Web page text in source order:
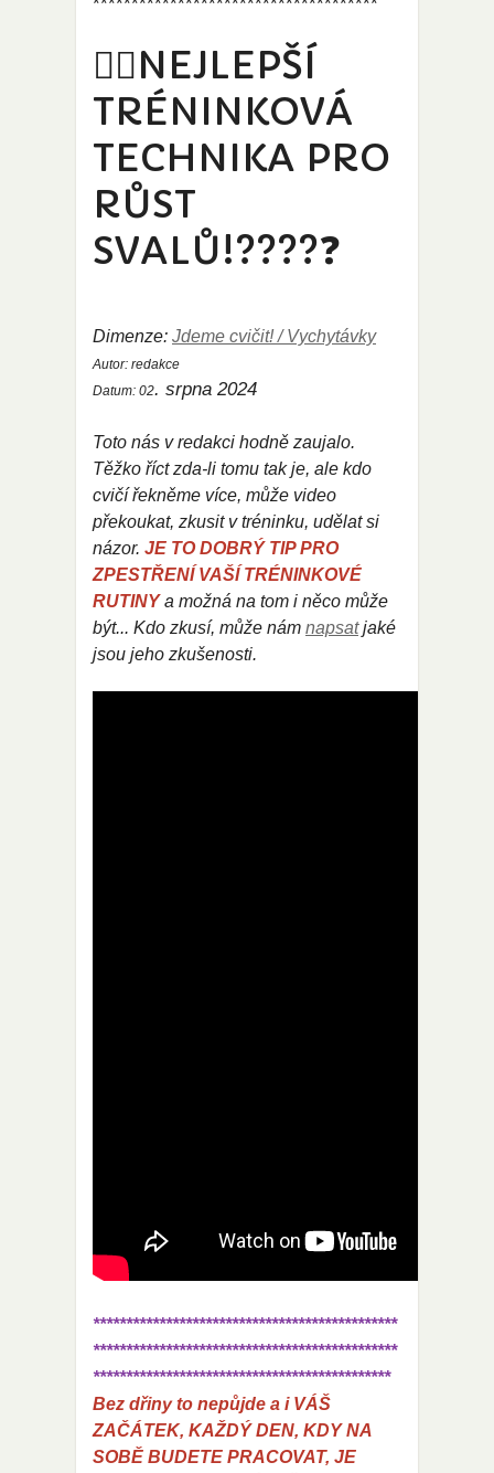
*************************************
🏋️‍♀️NEJLEPŠÍ
TRÉNINKOVÁ
TECHNIKA PRO
RŮST
SVALŮ!????❓
Dimenze: Jdeme cvičit! / Vychytávky
Autor: redakce
Datum: 02. srpna 2024
Toto nás v redakci hodně zaujalo.
Těžko říct zda-li tomu tak je, ale kdo
cvičí řekněme více, může video
překoukat, zkusit v tréninku, udělat si
názor. JE TO DOBRÝ TIP PRO
ZPESTŘENÍ VAŠÍ TRÉNINKOVÉ
RUTINYa možná na tom i něco může
být... Kdo zkusí, může nám napsatjaké
jsou jeho zkušenosti.
**********************************************
**********************************************
*********************************************
Bez dřiny to nepůjde a i VÁŠ
ZAČÁTEK, KAŽDÝ DEN, KDY NA
SOBĚ BUDETE PRACOVAT, JE